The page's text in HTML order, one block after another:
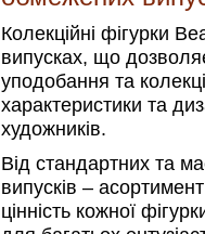
Колекційні фігурки
випусках, що
уподобання та
характеристики та
художників.
Від стандартних та
випусків –
цінність кожної